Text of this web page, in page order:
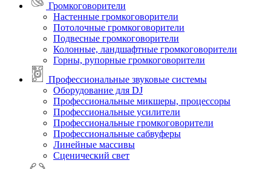
Громкоговорители
Настенные громкоговорители
Потолочные громкоговорители
Подвесные громкоговорители
Колонные, ландшафтные громкоговорители
Горны, рупорные громкоговорители
Профессиональные звуковые системы
Оборудование для DJ
Профессиональные микшеры, процессоры
Профессиональные усилители
Профессиональные громкоговорители
Профессиональные сабвуферы
Линейные массивы
Сценический свет